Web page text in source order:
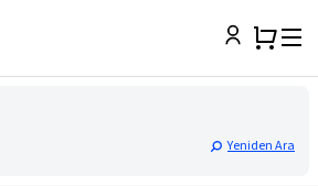
Yeniden Ara